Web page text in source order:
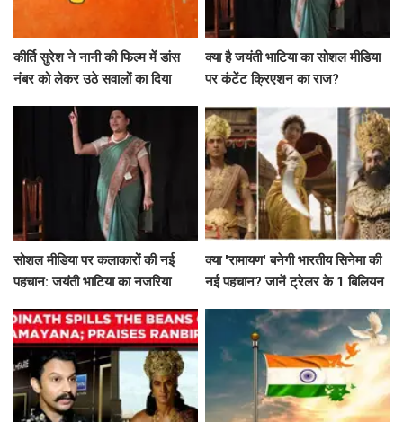
कीर्ति सुरेश ने नानी की फिल्म में डांस
नंबर को लेकर उठे सवालों का दिया
क्या है जयंती भाटिया का सोशल मीडिया
पर कंटेंट क्रिएशन का राज?
सोशल मीडिया पर कलाकारों की नई
पहचान: जयंती भाटिया का नजरिया
क्या 'रामायण' बनेगी भारतीय सिनेमा की
नई पहचान? जानें ट्रेलर के 1 बिलियन